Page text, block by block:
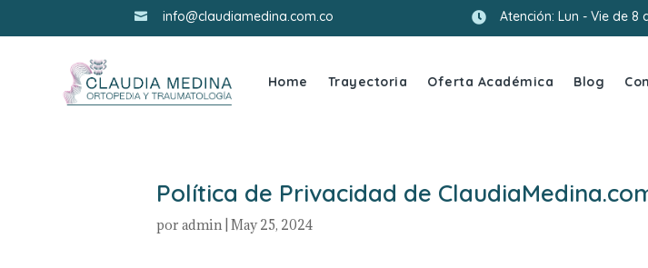
 info@claudiamedina.com.co  Atención: Lun - Vie de 8
Home Trayectoria Oferta Académica Blog
Política de Privacidad de
por admin May 25, 2024